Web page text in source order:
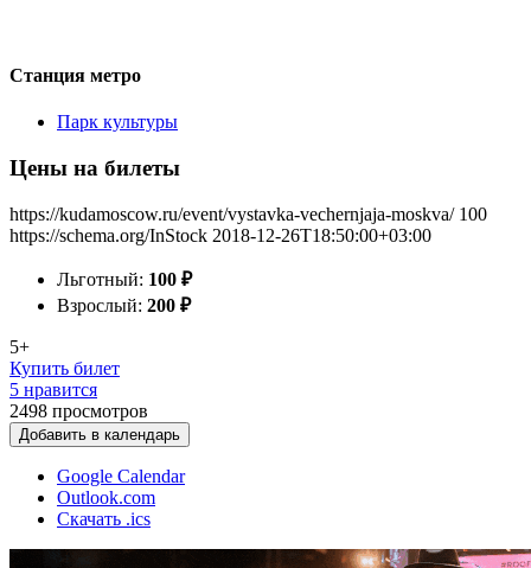
Станция метро
Парк культуры
Цены на билеты
https://kudamoscow.ru/event/vystavka-vechernjaja-moskva/ 100
https://schema.org/InStock 2018-12-26T18:50:00+03:00
Льготный: 100 ₽
Взрослый: 200 ₽
5+
Купить билет
5 нравится
2498 просмотров
Добавить в календарь
Google Calendar
Outlook.com
Скачать .ics